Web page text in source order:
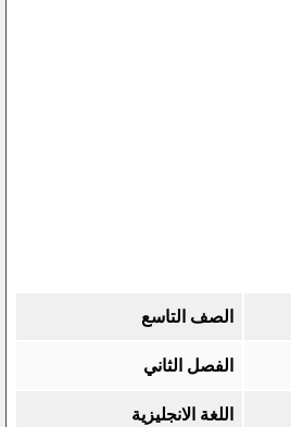
الصف التاسع
الفصل الثاني
اللغة الانجليزية